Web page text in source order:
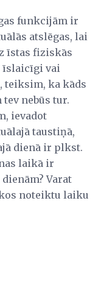
funkcijām ir
atslēgas, lai
īstas fiziskās
īslaicīgi vai
teiksim, ka kāds
nebūs tur.
ievadot
taustiņā,
dienā ir plkst.
laikā ir
Varat
noteiktu laiku